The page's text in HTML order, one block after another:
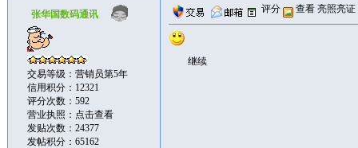
张华国数码通讯
交易等级：营销员第5年
信用积分：12321
评分次数：592
营业执照： 点击查看
发贴次数：24377
发帖积分：65162
评分 查看 亮照亮证
继续